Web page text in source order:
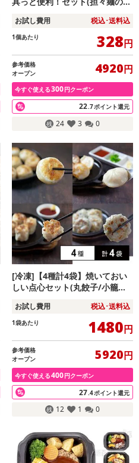
タン)
お試し費用 税込･送料込
1個あたり 328円
参考価格
オープン
4920円
今すぐ使える300円クーポン
22.7ポイント還元
24 3 0
[冷凍]【4種計4袋】焼いておい
しい点心セット(丸餃子/小籠包/
お試し費用 税込･送料込
1袋あたり 1480円
参考価格
オープン
5920円
今すぐ使える400円クーポン
27.4ポイント還元
12 1 0